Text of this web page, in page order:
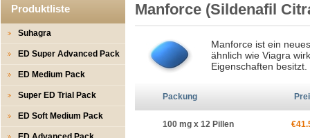
Produktliste
Suhagra
ED Super Advanced Pack
ED Medium Pack
Super ED Trial Pack
ED Soft Medium Pack
Manforce (Sildenafil
Manforce ist ein
ähnlich wie Viagra
Eigenschaften besitzt.
Packung
100 mg x 12 Pillen